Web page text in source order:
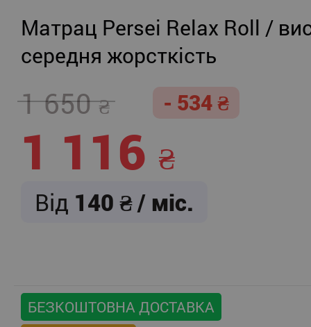
Матрац Persei Relax Roll /
середня жорсткість
1 650 - 534
1 116
Від 140 / міс.
БЕЗКОШТОВНА ДОСТАВКА